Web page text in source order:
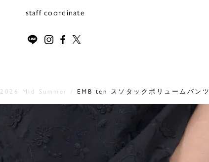
staff coordinate
2026 Mid Summer EMB ten スソタックボリュームパンツ